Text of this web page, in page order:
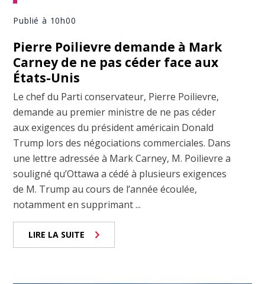
Publié à 10h00
Pierre Poilievre demande à Mark
Carney de ne pas céder face aux
États-Unis
Le chef du Parti conservateur, Pierre Poilievre,
demande au premier ministre de ne pas céder
aux exigences du président américain Donald
Trump lors des négociations commerciales. Dans
une lettre adressée à Mark Carney, M. Poilievre a
souligné qu’Ottawa a cédé à plusieurs exigences
de M. Trump au cours de l’année écoulée,
notamment en supprimant ...
LIRE LA SUITE